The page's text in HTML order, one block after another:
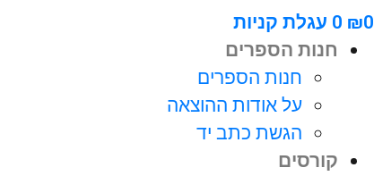
₪0
0 עגלת קניות
חנות הספרים
חנות הספרים
על אודות ההוצאה
הגשת כתב יד
קורסים